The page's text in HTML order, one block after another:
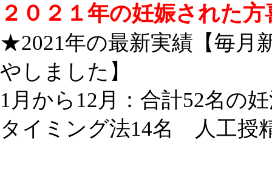
２０２１年の妊娠された
★2021年の最新実績【毎月
やしました】
1月から12月：合計52名の
タイミング法14名 人工授